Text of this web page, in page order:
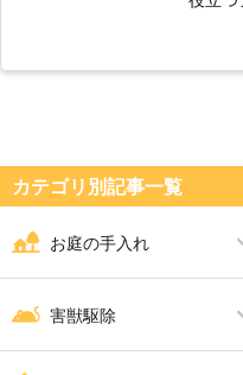
カテゴリ別記事⼀覧
お庭の手入れ
剪定
シロアリ駆除
害獣駆除